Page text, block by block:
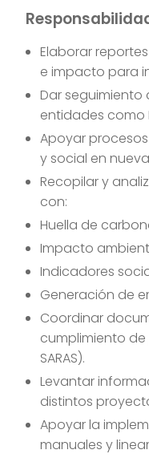
Elaborar
e impacto para
Dar seguimiento
entidades como
Apoyar
y social en
Recopilar y
con:
Huella de
Impacto
Indicadores
Generación de
Coordinar
cumplimiento de
SARAS).
Levantar
distintos
Apoyar la
manuales y